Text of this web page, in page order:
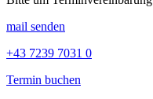
mail senden
+43 7239 7031 0
Termin buchen